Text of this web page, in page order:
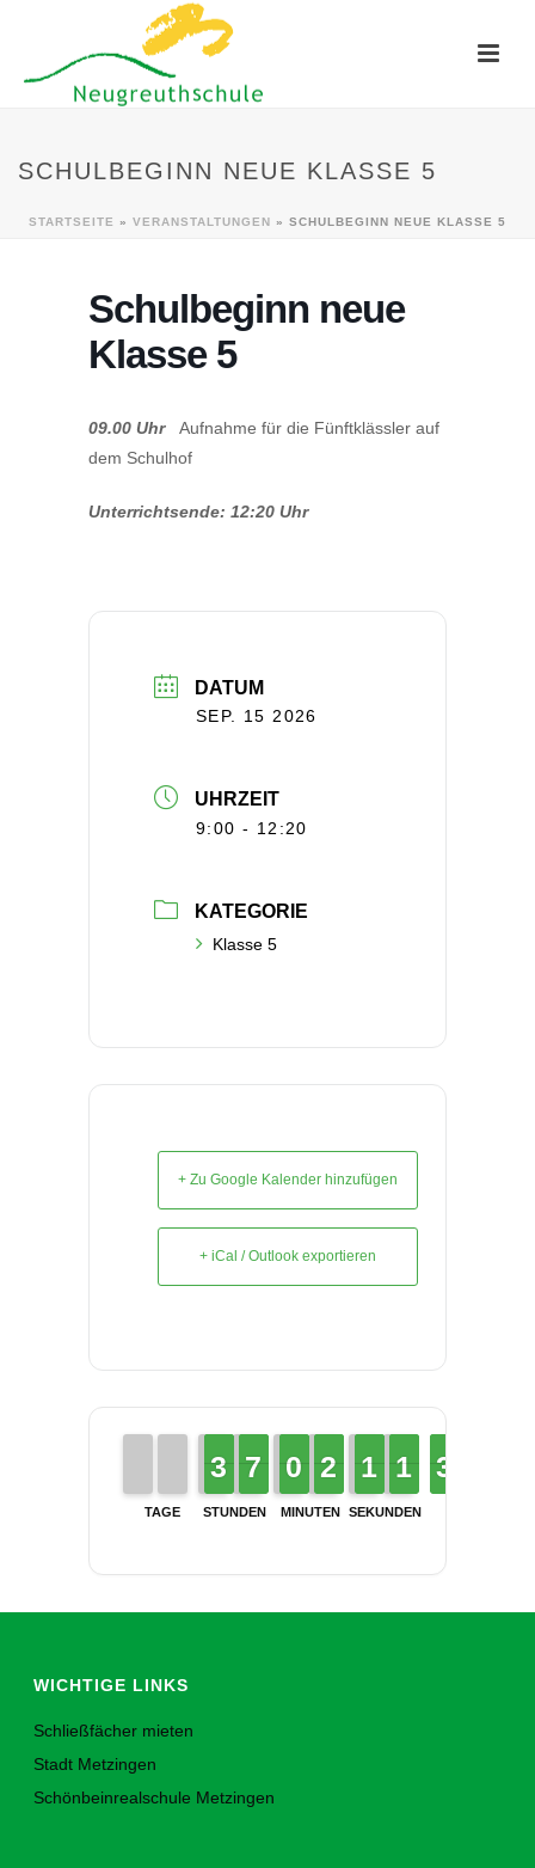
SCHULBEGINN NEUE KLASSE 5
STARTSEITE » VERANSTALTUNGEN » SCHULBEGINN NEUE KLASSE 5
Schulbeginn neue
Klasse 5
09.00 UhrAufnahme für die Fünftklässler auf
dem Schulhof
Unterrichtsende: 12:20 Uhr
DATUM
SEP. 15 2026
UHRZEIT
9:00 - 12:20
KATEGORIE
Klasse 5
+ Zu Google Kalender hinzufügen
+ iCal / Outlook exportieren
TAGE
2
2
3
3 6
6
7
7
STUNDEN
9
9
0
0 1
1
2
2
MINUTEN
1
1
1
1 1
1
1
1
SEKUNDEN
2
2
3
3
WICHTIGE LINKS
Schließfächer mieten
Stadt Metzingen
Schönbeinrealschule Metzingen